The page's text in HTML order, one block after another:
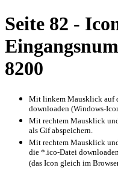
Seite 82 -
8200
Mit linkem Mausklick auf
downloaden (Windows-
Mit rechtem Mausklick
als Gif abspeichern.
Mit rechtem Mausklick
die *.ico-Datei
(das Icon gleich im